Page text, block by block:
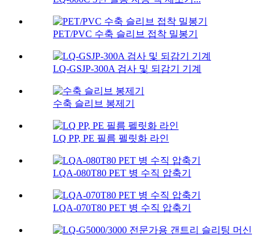
PET/PVC 수축 슬리브 접착 밀봉기
LQ-GSJP-300A 검사 및 되감기 기계
수축 슬리브 봉제기
LQ PP, PE 필름 펠릿화 라인
LQA-080T80 PET 병 수직 압축기
LQA-070T80 PET 병 수직 압축기